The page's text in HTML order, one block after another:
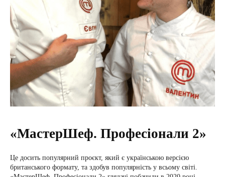
«МастерШеф. Професіонали 2»
Це досить популярний проєкт, який є українською версією
британського формату, та здобув популярність у всьому світі.